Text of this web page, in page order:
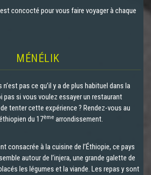
concocté pour vous faire voyager à chaque
MÉNÉLIK
pas ce qu’il y a de plus habituel dans la
pas si vous voulez essayer un restaurant
tenter cette expérience ? Rendez-vous au
du 17ème arrondissement.
consacrée à la cuisine de l’Éthiopie, ce pays
autour de l’injera, une grande galette de
les légumes et la viande. Les repas y sont